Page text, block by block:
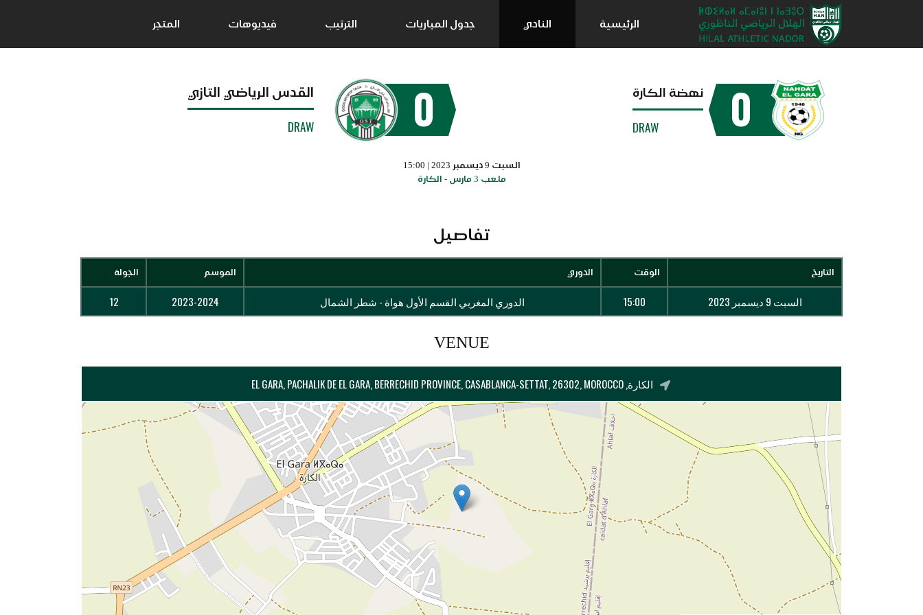
الرئيسية النادي جدول المباريات الترتيب فيديوهات المتجر
0 نهضة الكارة
DRAW
0 القدس الرياضي التازي
DRAW
السبت 9 ديسمبر 2023 | 15:00
ملعب 3 مارس - الكارة
تفاصيل
التاريخ الوقت الدوري الموسم الجولة
السبت 9 ديسمبر 2023 15:00 الدوري المغربي القسم الأول هواة - شطر الشمال 2023-2024
12
VENUE
الكارة, EL GARA, PACHALIK DE EL GARA, BERRECHID PROVINCE, CASABLANCA-SETTAT, 26302, MOROCCO